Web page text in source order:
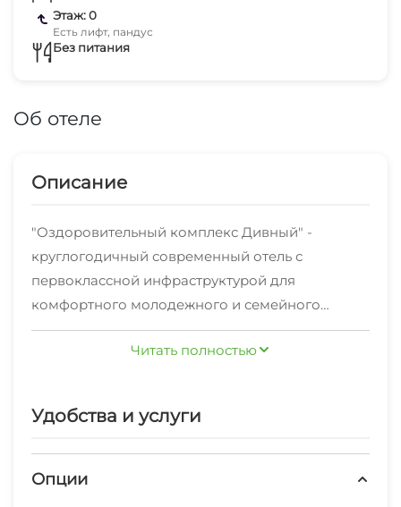
Этаж: 0
Есть лифт, пандус
Без питания
Об отеле
Описание
"Оздоровительный комплекс Дивный" -
круглогодичный современный отель с
первоклассной инфраструктурой для
комфортного молодежного и семейного
отдыха, проведения корпоративный
мероприятий.
национального парка с многочисленным
растений. Занимает территорию 2 га,
Читать полностью
Удобства и услуги
Опции